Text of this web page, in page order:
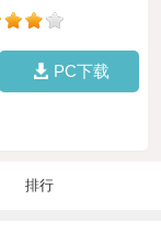
PC下载
排行